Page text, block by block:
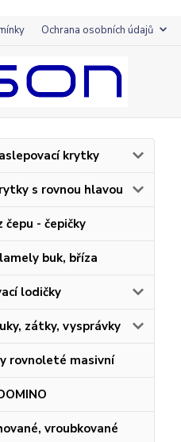
Ochrana osobních údajů
krytky
s rovnou hlavou
čepu - čepičky
buk, bříza
lodičky
zátky, vysprávky
rovnoleté masivní
vroubkované